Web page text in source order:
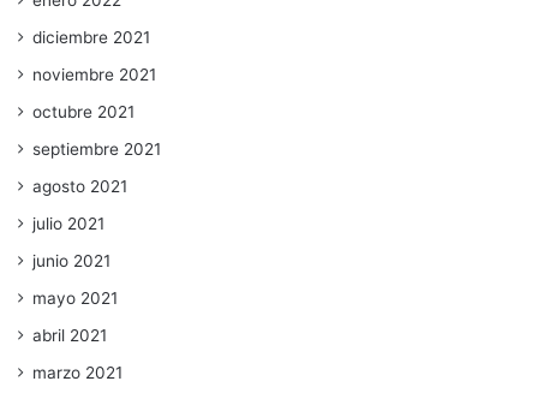
diciembre 2021
noviembre 2021
octubre 2021
septiembre 2021
agosto 2021
julio 2021
junio 2021
mayo 2021
abril 2021
marzo 2021